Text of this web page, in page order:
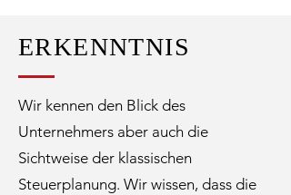
ERKENNTNIS
Wir kennen den Blick des
Unternehmers aber auch die
Sichtweise der klassischen
Steuerplanung. Wir wissen, dass die